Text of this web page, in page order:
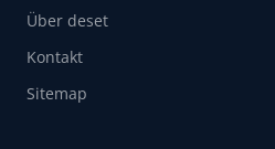
Über deset
Kontakt
Sitemap